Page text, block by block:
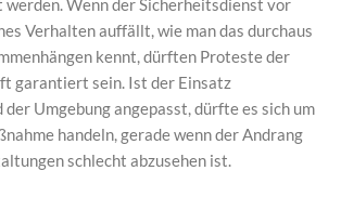
Wenn der Sicherheitsdienst vor
Verhalten auffällt, wie man das durchaus
kennt, dürften Proteste der
garantiert sein. Ist der Einsatz
Umgebung angepasst, dürfte es sich um
handeln, gerade wenn der Andrang
schlecht abzusehen ist.